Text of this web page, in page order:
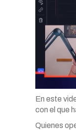
En este
con el que
Quienes